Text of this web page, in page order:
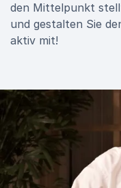
den Mittelpunkt
und gestalten Sie
aktiv mit!